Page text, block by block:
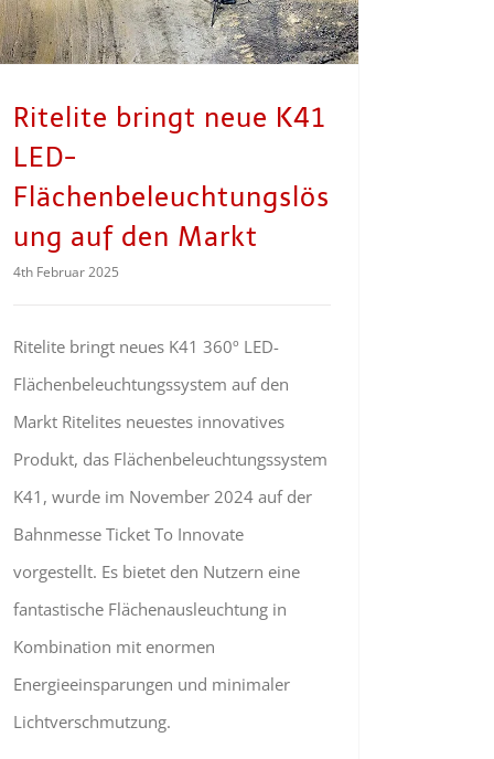
Ritelite bringt neue K41
LED-
Flächenbeleuchtungslös
ung auf den Markt
4th Februar 2025
Ritelite bringt neues K41 360º LED-
Flächenbeleuchtungssystem auf den
Markt Ritelites neuestes innovatives
Produkt, das Flächenbeleuchtungssystem
K41, wurde im November 2024 auf der
Bahnmesse Ticket To Innovate
vorgestellt. Es bietet den Nutzern eine
fantastische Flächenausleuchtung in
Kombination mit enormen
Energieeinsparungen und minimaler
Lichtverschmutzung.